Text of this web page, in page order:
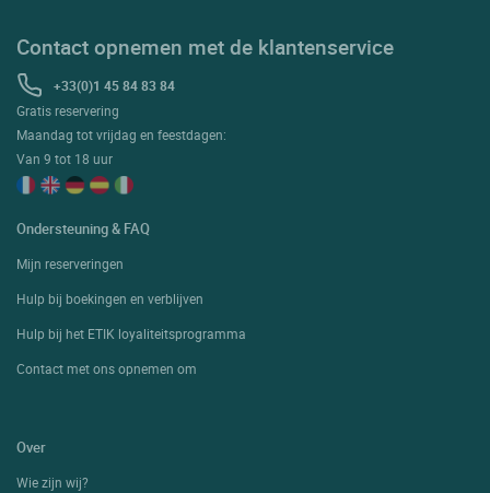
Contact opnemen met de klantenservice
+33(0)1 45 84 83 84
Gratis reservering
Maandag tot vrijdag en feestdagen:
Van 9 tot 18 uur
Ondersteuning & FAQ
Mijn reserveringen
Hulp bij boekingen en verblijven
Hulp bij het ETIK loyaliteitsprogramma
Contact met ons opnemen om
Over
Wie zijn wij?